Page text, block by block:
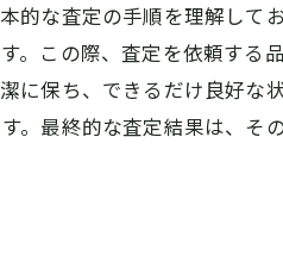
奈良県内の買取市場の状況
おすすめの買取スポット
評判の良い買取業者の見つけ方
的な査定の手順を理解し
。この際、査定を依頼す
に保ち、できるだけ良好
。最終的な査定結果は、